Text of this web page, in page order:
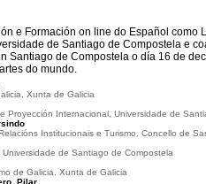
e Formación on line do Español
de Santiago de Compostela e
Santiago de Compostela o día 16 de
do mundo.
Xunta de Galicia
Proyección Internacional, Universidade de
Institucionais e Turismo, Concello de
de Santiago de Compostela
de Galicia, Xunta de Galicia
Pilar